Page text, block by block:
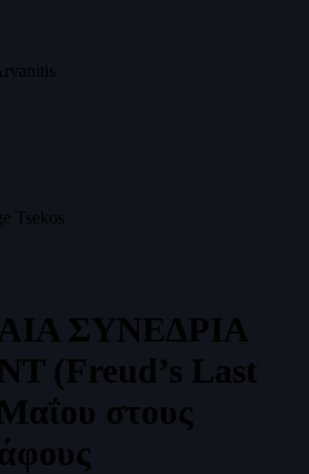
Tsekos
ΣΥΝΕΔΡΙΑ
(Freud’s Last
στους